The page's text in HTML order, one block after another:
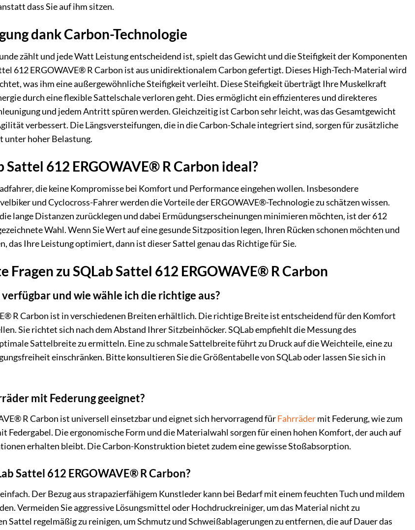
dass Sie auf ihm sitzen.
dank Carbon-Technologie
zählt und jede Watt Leistung entscheidend ist, spielt das Gewicht und die Steifigkeit der Komponenten
612 ERGOWAVE® R Carbon ist aus unidirektionalem Carbon gefertigt. Dieses High-Tech-Material wird
was ihm eine außergewöhnliche Steifigkeit verleiht. Diese Steifigkeit überträgt Ihre Muskelkraft
durch eine flexible Sattelschale verloren geht. Dies ermöglicht ein effizienteres und direkteres
und jedem Antritt spüren werden. Gleichzeitig ist Carbon sehr leicht, was das Gesamtgewicht
verbessert. Die Längsversteifungen, die in die Carbon-Schale integriert sind, sorgen für zusätzliche
unter hoher Belastung.
Sattel 612 ERGOWAVE® R Carbon ideal?
die keine Kompromisse bei Komfort und Performance eingehen wollen. Insbesondere
und Cyclocross-Fahrer werden die Vorteile der ERGOWAVE®-Technologie zu schätzen wissen.
lange Distanzen zurücklegen und dabei Ermüdungserscheinungen minimieren möchten, ist der 612
Wahl. Wenn Sie Wert auf eine gesunde Sitzposition legen, Ihren Rücken schonen möchten und
das Ihre Leistung optimiert, dann ist dieser Sattel genau das Richtige für Sie.
Fragen zu SQLab Sattel 612 ERGOWAVE® R Carbon
und wie wähle ich die richtige aus?
R Carbon ist in verschiedenen Breiten erhältlich. Die richtige Breite ist entscheidend für den Komfort
Sie richtet sich nach dem Abstand Ihrer Sitzbeinhöcker. SQLab empfiehlt die Messung des
Sattelbreite zu ermitteln. Eine zu schmale Sattelbreite führt zu Druck auf die Weichteile, eine zu
einschränken. Bitte konsultieren Sie die Größentabelle von SQLab oder lassen Sie sich in
mit Federung geeignet?
R Carbon ist universell einsetzbar und eignet sich hervorragend fürFahrrädermit Federung, wie zum
Federgabel. Die ergonomische Form und die Materialwahl sorgen für einen hohen Komfort, der auch auf
erhalten bleibt. Die Carbon-Konstruktion bietet zudem eine gewisse Stoßabsorption.
Sattel 612 ERGOWAVE® R Carbon?
Der Bezug aus strapazierfähigem Kunstleder kann bei Bedarf mit einem feuchten Tuch und mildem
Vermeiden Sie aggressive Lösungsmittel oder Hochdruckreiniger, um das Material nicht zu
Sattel regelmäßig zu reinigen, um Schmutz und Schweißablagerungen zu entfernen, die auf Dauer das